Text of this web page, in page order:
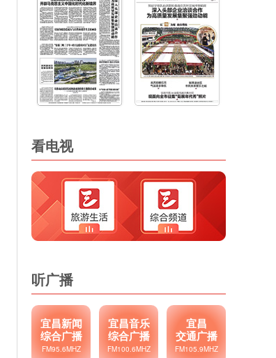
看电视
听广播
宜昌新闻
综合广播
FM95.6MHZ
宜昌音乐
综合广播
FM100.6MHZ
宜昌
交通广播
FM105.9MHZ